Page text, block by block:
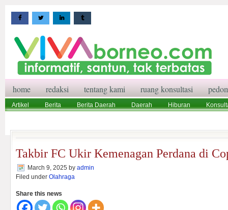
home redaksi tentang kami ruang konsultasi
Artikel Berita Berita Daerah Daerah Hiburan
Takbir FC Ukir Kemenagan Perdana di
March 9, 2025 by admin
Filed under Olahraga
Share this news